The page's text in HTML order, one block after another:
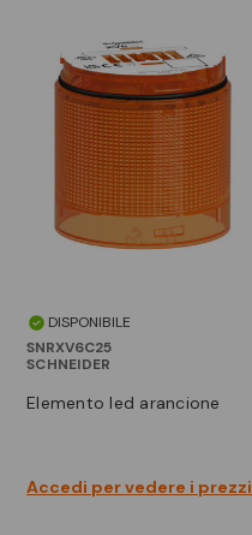
DISPONIBILE
SNRXV6C25
SCHNEIDER
elemento led arancione
Accedi per vedere i prezzi